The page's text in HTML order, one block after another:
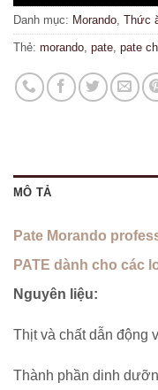
Danh mục: Morando, Thức
Thẻ: morando, pate, pate
MÔ TẢ
Pate Morando
PATE dành cho các
Nguyên liệu:
Thịt và chất dẫn động
Thành phần dinh